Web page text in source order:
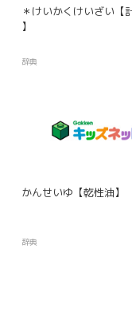
＊けいかくけいざい【
】
辞典
かんせいゆ【乾性油】
辞典